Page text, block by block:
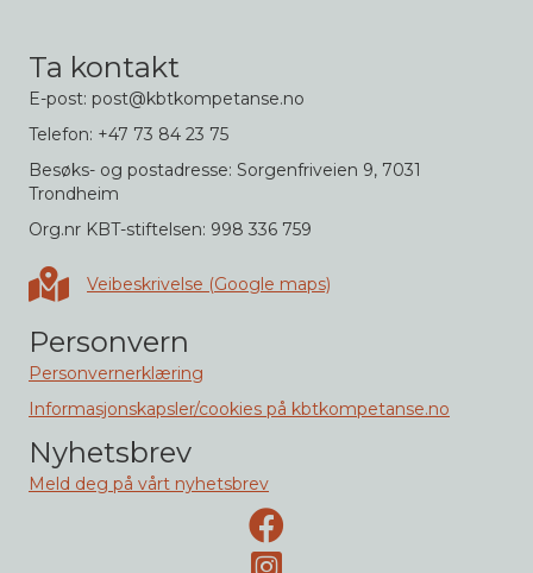
Ta kontakt
E-post: post@kbtkompetanse.no
Telefon: +47 73 84 23 75
Besøks- og postadresse: Sorgenfriveien 9, 7031
Trondheim
Org.nr KBT-stiftelsen: 998 336 759
Veibeskrivelse i Google maps
Veibeskrivelse (Google maps)
Personvern
Personvernerklæring
Informasjonskapsler/cookies på kbtkompetanse.no
Nyhetsbrev
Meld deg på vårt nyhetsbrev
Facebook-side
Instagram